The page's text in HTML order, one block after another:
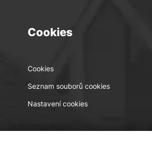
Cookies
Cookies
Seznam souborů cookies
Nastavení cookies